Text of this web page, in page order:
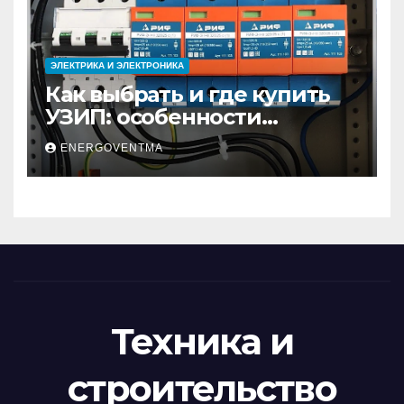
ЭЛЕКТРИКА И ЭЛЕКТРОНИКА
Как выбрать и где купить
УЗИП: особенности
устройств защиты от
импульсных
перенапряжений
ENERGOVENTMA
Техника и
строительство